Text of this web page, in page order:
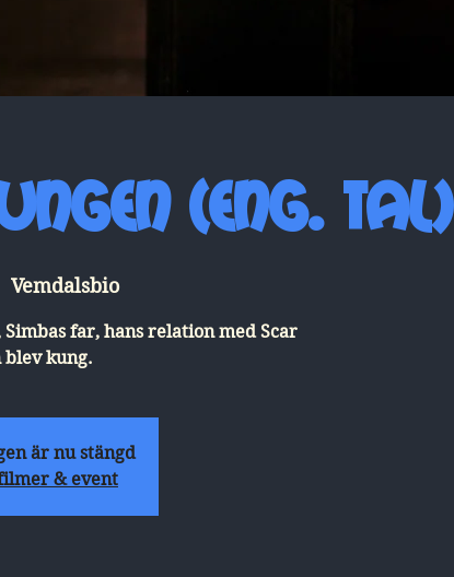
(Eng. tal)
Vemdalsbio
far, hans relation med Scar
blev kung.
är nu stängd
& event